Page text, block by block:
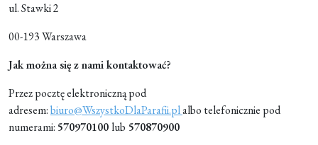
ul. Stawki 2
00-193 Warszawa
Jak można się z nami kontaktować?
Przez pocztę elektroniczną pod
adresem:biuro@WszystkoDlaParafii.plalbo telefonicznie pod
numerami: 570970100 lub 570870900